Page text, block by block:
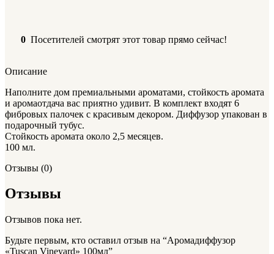
0 Посетителей смотрят этот товар прямо сейчас!
Описание
Наполните дом премиальными ароматами, стойкость аромата
и аромаотдача вас приятно удивит. В комплект входят 6
фибровых палочек с красивым декором. Диффузор упакован в
подарочный тубус.
Стойкость аромата около 2,5 месяцев.
100 мл.
Отзывы (0)
Отзывы
Отзывов пока нет.
Будьте первым, кто оставил отзыв на “Аромадиффузор
«Tuscan Vineyard» 100мл”